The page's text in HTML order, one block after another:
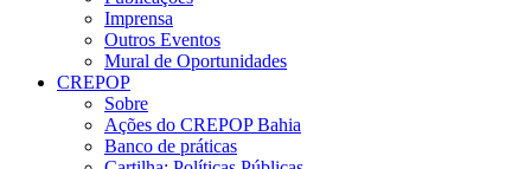
Imprensa
Outros Eventos
Mural de Oportunidades
CREPOP
Sobre
Ações do CREPOP Bahia
Banco de práticas